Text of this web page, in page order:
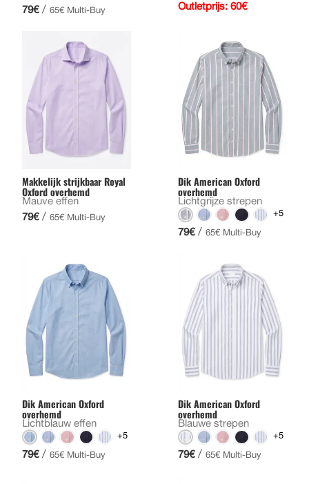
79€ / 65€ Multi-Buy
Outletprijs: 60€
Makkelijk strijkbaar Royal
Oxford overhemd
Mauve effen
79€ / 65€ Multi-Buy
Dik American Oxford
overhemd
Lichtgrijze strepen
+5
79€ / 65€ Multi-Buy
Dik American Oxford
overhemd
Lichtblauw effen
+5
79€ / 65€ Multi-Buy
Dik American Oxford
overhemd
Blauwe strepen
+5
79€ / 65€ Multi-Buy